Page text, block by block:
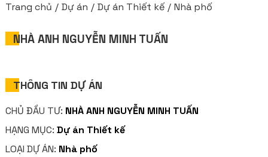
Trang chủ Dự án Dự án Thiết kế Nhà phố
NHÀ ANH NGUYỄN MINH TUẤN
THÔNG TIN DỰ ÁN
CHỦ ĐẦU TƯ: NHÀ ANH NGUYỄN MINH TUẤN
HẠNG MỤC: Dự án Thiết kế
LOẠI DỰ ÁN: Nhà phố